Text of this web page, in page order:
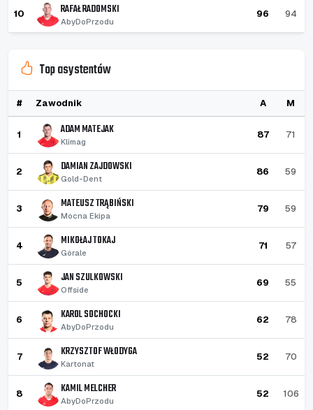
10 RAFAŁ RADOMSKI
AbyDoPrzodu
96 94
Top asystentów
# Zawodnik A M
1 ADAM MATEJAK
Klimag
87 71
2 DAMIAN ZAJDOWSKI
Gold-Dent
86 59
3 MATEUSZ TRĄBIŃSKI
Mocna Ekipa
79 59
4 MIKOŁAJ TOKAJ
Górale
71 57
5 JAN SZULKOWSKI
Offside
69 55
6 KAROL SOCHOCKI
AbyDoPrzodu
62 78
7 KRZYSZTOF WŁODYGA
Kartonat
52 70
8 KAMIL MELCHER
AbyDoPrzodu
52 106